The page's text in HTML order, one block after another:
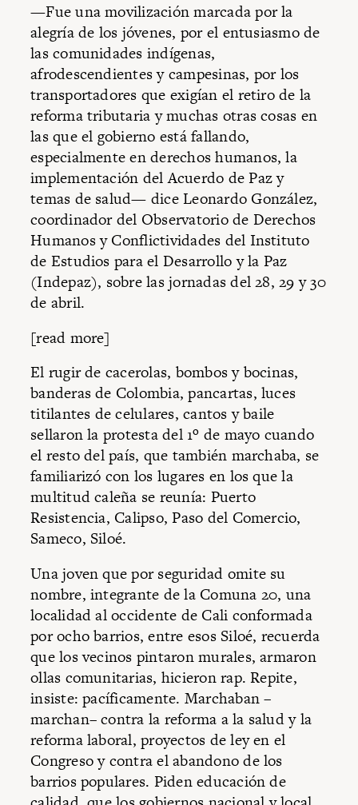
—Fue una movilización marcada por la
alegría de los jóvenes, por el entusiasmo de
las comunidades indígenas,
afrodescendientes y campesinas, por los
transportadores que exigían el retiro de la
reforma tributaria y muchas otras cosas en
las que el gobierno está fallando,
especialmente en derechos humanos, la
implementación del Acuerdo de Paz y
temas de salud— dice Leonardo González,
coordinador del Observatorio de Derechos
Humanos y Conflictividades del Instituto
de Estudios para el Desarrollo y la Paz
(Indepaz), sobre las jornadas del 28, 29 y 30
de abril.
[read more]
El rugir de cacerolas, bombos y bocinas,
banderas de Colombia, pancartas, luces
titilantes de celulares, cantos y baile
sellaron la protesta del 1º de mayo cuando
el resto del país, que también marchaba, se
familiarizó con los lugares en los que la
multitud caleña se reunía: Puerto
Resistencia, Calipso, Paso del Comercio,
Sameco, Siloé.
Una joven que por seguridad omite su
nombre, integrante de la Comuna 20, una
localidad al occidente de Cali conformada
por ocho barrios, entre esos Siloé, recuerda
que los vecinos pintaron murales, armaron
ollas comunitarias, hicieron rap. Repite,
insiste: pacíficamente. Marchaban –
marchan– contra la reforma a la salud y la
reforma laboral, proyectos de ley en el
Congreso y contra el abandono de los
barrios populares. Piden educación de